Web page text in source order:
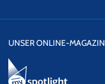
UNSER ONLINE-MAGAZIN